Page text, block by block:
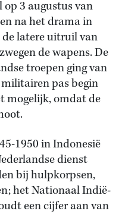
3 augustus van
na het drama in
latere uitruil van
de wapens. De
troepen ging van
pas begin
mogelijk, omdat de
1950 in Indonesië
dienst
bij hulpkorpsen,
het Nationaal Indië-
een cijfer aan van